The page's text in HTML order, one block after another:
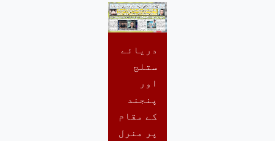
دریائے
ستلج
اور
پنجند
کے مقام
پر منرل